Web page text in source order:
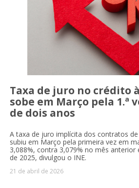
Taxa de juro no crédito
sobe em Março pela 1.ª
de dois anos
A taxa de juro implícita dos contratos
subiu em Março pela primeira vez em
3,088%, contra 3,079% no mês anterior
de 2025, divulgou o INE.
21 de abril de 2026